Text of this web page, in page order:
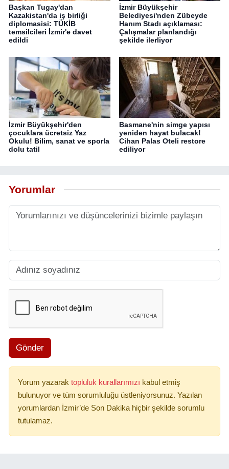
Başkan Tugay'dan
Kazakistan'da iş birliği
diplomasisi: TÜKİB
temsilcileri İzmir'e davet
edildi
İzmir Büyükşehir
Belediyesi'nden Zübeyde
Hanım Stadı açıklaması:
Çalışmalar planlandığı
şekilde ilerliyor
İzmir Büyükşehir'den
çocuklara ücretsiz Yaz
Okulu! Bilim, sanat ve sporla
dolu tatil
Basmane'nin simge yapısı
yeniden hayat bulacak!
Cihan Palas Oteli restore
ediliyor
Yorumlar
Gönder
Yorum yazarak topluluk kurallarımızı kabul etmiş
bulunuyor ve tüm sorumluluğu üstleniyorsunuz. Yazılan
yorumlardan İzmir’de Son Dakika hiçbir şekilde sorumlu
tutulamaz.